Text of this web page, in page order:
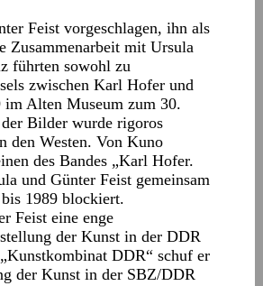
Feist vorgeschlagen, ihn als
Zusammenarbeit mit Ursula
führten sowohl zu
zwischen Karl Hofer und
im Alten Museum zum 30.
Bilder wurde rigoros
den Westen. Von Kuno
des Bandes „Karl Hofer.
und Günter Feist gemeinsam
1989 blockiert.
Feist eine enge
der Kunst in der DDR
DDR“ schuf er
der Kunst in der SBZ/DDR